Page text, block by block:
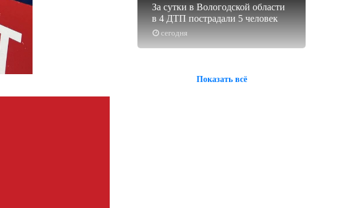
сегодня
За сутки в Вологодской области
в 4 ДТП пострадали 5 человек
Показать всё